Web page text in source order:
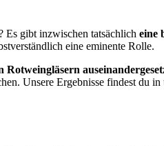
Es gibt inzwischen tatsächlich eine
eine eminente Rolle.
Unsere Ergebnisse findest du in